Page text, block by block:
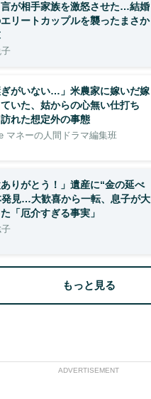
が相手家族を激怒させた…結婚
リートカップルを襲ったまさか
ぎがいない…」米農家に嫁いだ嫁
いた、姑からの心無い仕打ち
れた想定外の事態
マネーの人間ドラマ編集班
ありがとう！」遺産に“金の延べ
発見…大歓喜から一転、息子が大
「厄介すぎる事実」
もっと見る
ADVERTISEMENT